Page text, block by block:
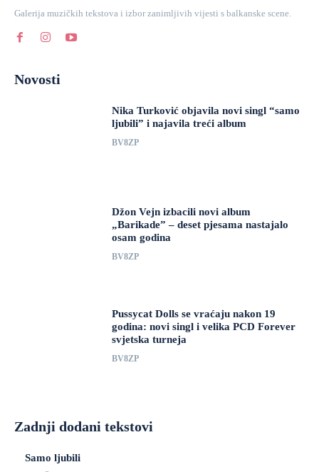
Galerija muzičkih tekstova i izbor zanimljivih vijesti s balkanske scene.
Novosti
Nika Turković objavila novi singl “samo
ljubili” i najavila treći album
BV8ZP
Džon Vejn izbacili novi album
„Barikade” – deset pjesama nastajalo
osam godina
BV8ZP
Pussycat Dolls se vraćaju nakon 19
godina: novi singl i velika PCD Forever
svjetska turneja
BV8ZP
Zadnji dodani tekstovi
Samo ljubili